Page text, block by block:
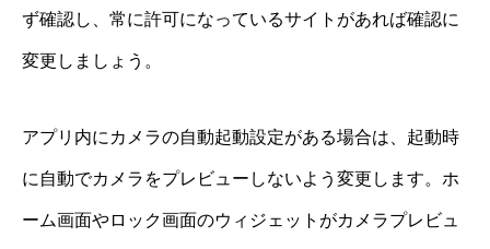
ず確認し、常に許可になっているサイトがあれば確認に
変更しましょう。
アプリ内にカメラの自動起動設定がある場合は、起動時
に自動でカメラをプレビューしないよう変更します。ホ
ーム画面やロック画面のウィジェットがカメラプレビュ